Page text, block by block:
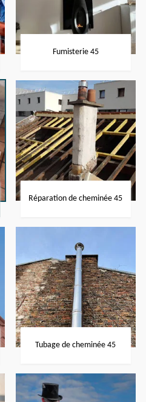
Fumisterie 45
Réparation de cheminée 45
Tubage de cheminée 45